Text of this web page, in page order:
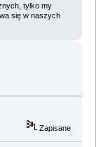
tylko my
się w naszych
Zapisane